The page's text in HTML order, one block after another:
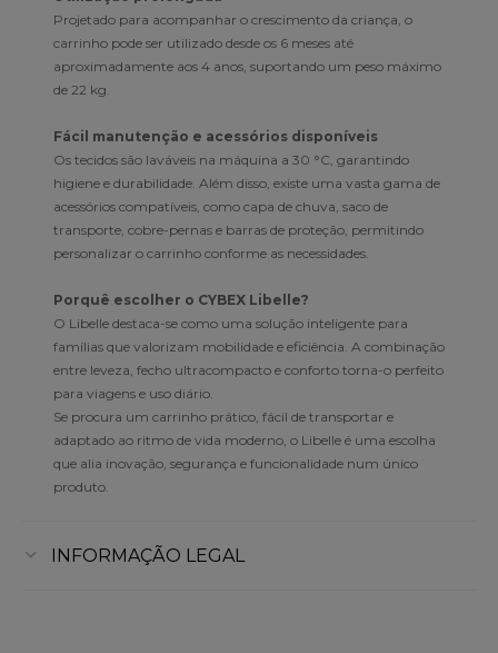
Projetado para acompanhar o crescimento da criança, o
carrinho pode ser utilizado desde os 6 meses até
aproximadamente aos 4 anos, suportando um peso máximo
de 22 kg.
Fácil manutenção e acessórios disponíveis
Os tecidos são laváveis na máquina a 30 °C, garantindo
higiene e durabilidade. Além disso, existe uma vasta gama de
acessórios compatíveis, como capa de chuva, saco de
transporte, cobre-pernas e barras de proteção, permitindo
personalizar o carrinho conforme as necessidades.
Porquê escolher o CYBEX Libelle?
O Libelle destaca-se como uma solução inteligente para
famílias que valorizam mobilidade e eficiência. A combinação
entre leveza, fecho ultracompacto e conforto torna-o perfeito
para viagens e uso diário.
Se procura um carrinho prático, fácil de transportar e
adaptado ao ritmo de vida moderno, o Libelle é uma escolha
que alia inovação, segurança e funcionalidade num único
produto.
INFORMAÇÃO LEGAL